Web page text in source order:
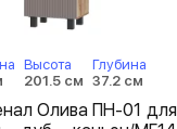
Высота
201.5 см
Глубина
37.2 см
Олива ПН-01 для